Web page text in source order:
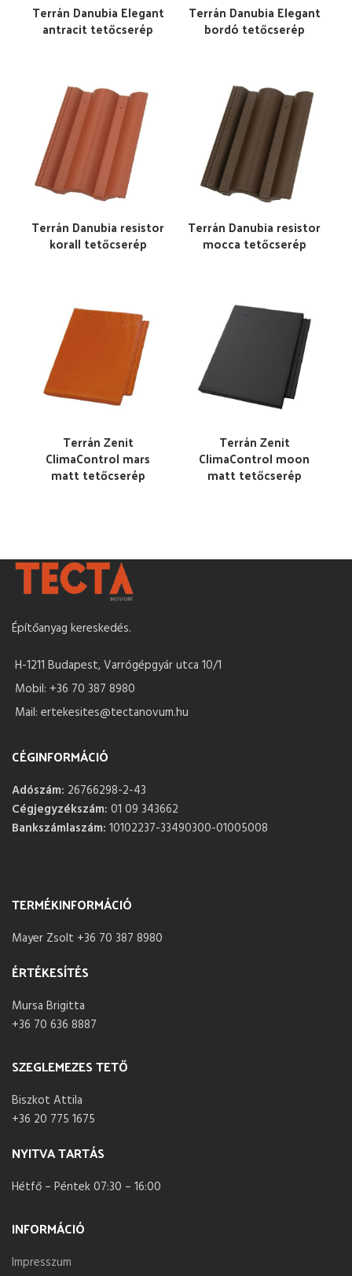
Terrán Danubia Elegant
antracit tetőcserép
Terrán Danubia Elegant
bordó tetőcserép
Terrán Danubia resistor
korall tetőcserép
Terrán Danubia resistor
mocca tetőcserép
Terrán Zenit
ClimaControl mars
matt tetőcserép
Terrán Zenit
ClimaControl moon
matt tetőcserép
Építőanyag kereskedés.
H-1211 Budapest, Varrógépgyár utca 10/1
Mobil: +36 70 387 8980
Mail: ertekesites@tectanovum.hu
CÉGINFORMÁCIÓ
Adószám: 26766298-2-43
Cégjegyzékszám: 01 09 343662
Bankszámlaszám: 10102237-33490300-01005008
TERMÉKINFORMÁCIÓ
Mayer Zsolt +36 70 387 8980
ÉRTÉKESÍTÉS
Mursa Brigitta
+36 70 636 8887
SZEGLEMEZES TETŐ
Biszkot Attila
+36 20 775 1675
NYITVA TARTÁS
Hétfő – Péntek 07:30 – 16:00
INFORMÁCIÓ
Impresszum